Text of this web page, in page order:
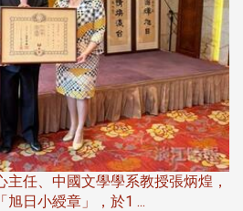
任、中國文學學系教授張炳煌，
旭日小綬章」，於1 ...